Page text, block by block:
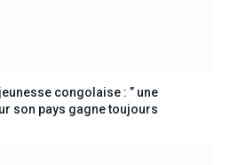
congolaise : ” une
son pays gagne toujours